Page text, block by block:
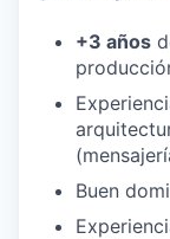
+3 años
Buen